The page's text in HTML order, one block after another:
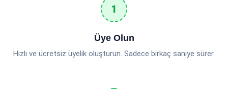
Üye Olun
Hızlı ve ücretsiz üyelik oluşturun. Sadece birkaç saniye sürer.